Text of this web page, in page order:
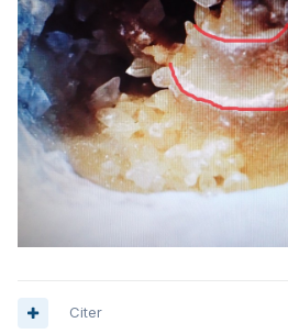
Citer